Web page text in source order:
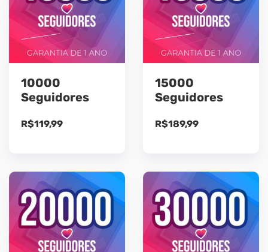
10000
Seguidores
R$119,99
15000
Seguidores
R$189,99